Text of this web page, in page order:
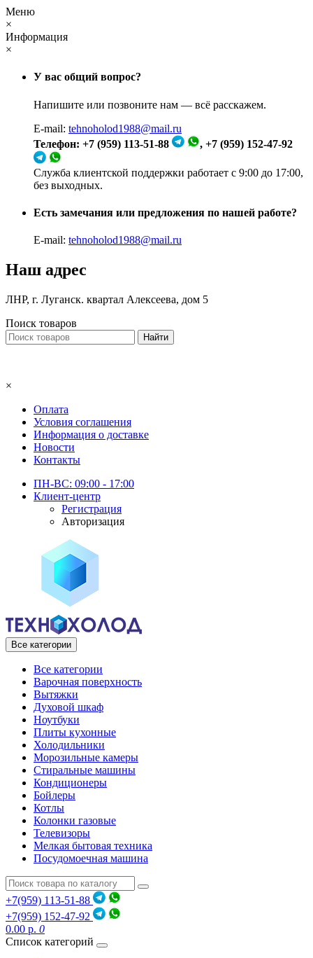
Меню
×
Информация
×
У вас общий вопрос?
Напишите или позвоните нам — всё расскажем.
E-mail: tehnoholod1988@mail.ru
Телефон: +7 (959) 113-51-88
, +7 (959) 152-47-92
Служба клиентской поддержки работает с 9:00 до 17:00,
без выходных.
Есть замечания или предложения по нашей работе?
E-mail: tehnoholod1988@mail.ru
Наш адрес
ЛНР, г. Луганск. квартал Алексеева, дом 5
Поиск товаров
×
Оплата
Условия соглашения
Информация о доставке
Новости
Контакты
ПН-ВС: 09:00 - 17:00
Клиент-центр
Регистрация
Авторизация
Все категории
Все категории
Варочная поверхность
Вытяжки
Духовой шкаф
Ноутбуки
Плиты кухонные
Холодильники
Морозильные камеры
Стиральные машины
Кондиционеры
Бойлеры
Котлы
Колонки газовые
Телевизоры
Мелкая бытовая техника
Посудомоечная машина
+7(959) 113-51-88
+7(959) 152-47-92
0.00 р. 0
Список категорий